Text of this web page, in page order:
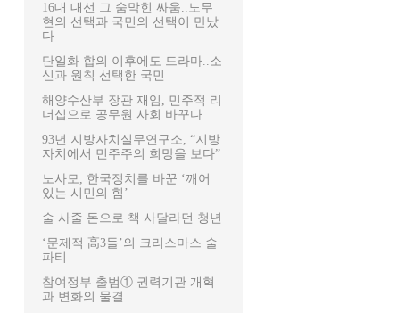
16대 대선 그 숨막힌 싸움..노무
현의 선택과 국민의 선택이 만났
다
단일화 합의 이후에도 드라마..소
신과 원칙 선택한 국민
해양수산부 장관 재임, 민주적 리
더십으로 공무원 사회 바꾸다
93년 지방자치실무연구소, “지방
자치에서 민주주의 희망을 보다”
노사모, 한국정치를 바꾼 ‘깨어
있는 시민의 힘’
술 사줄 돈으로 책 사달라던 청년
‘문제적 高3들’의 크리스마스 술
파티
참여정부 출범① 권력기관 개혁
과 변화의 물결